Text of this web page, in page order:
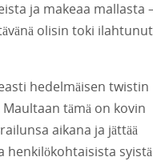
ja makeaa mallasta
olisin toki ilahtunut
hedelmäisen twistin
tämä on kovin
aikana ja jättää
henkilökohtaisista syistä